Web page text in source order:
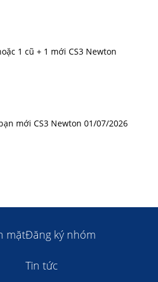
1 cũ + 1 mới CS3 Newton
mới CS3 Newton 01/07/2026
mặtĐăng ký nhóm
Tin tức